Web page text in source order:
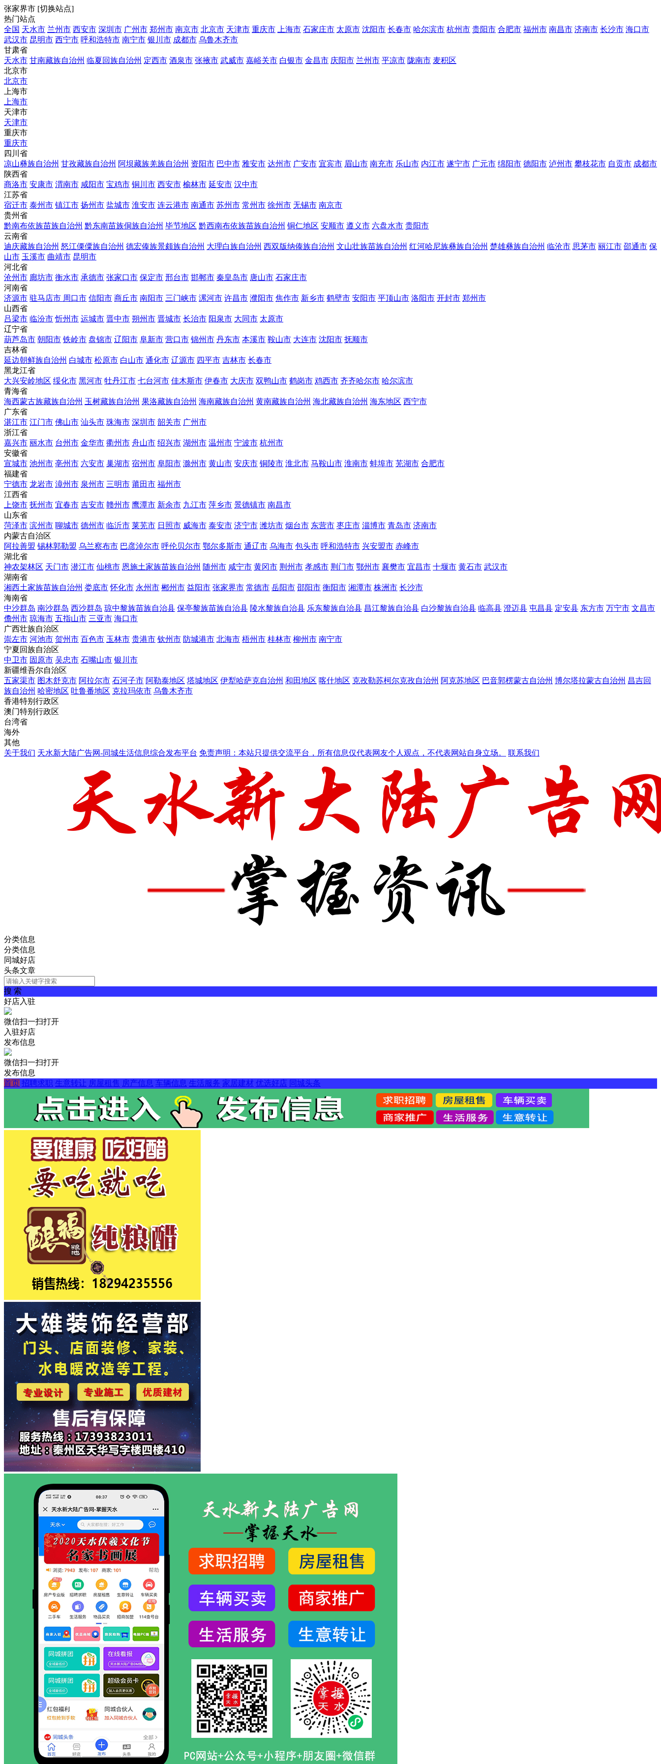
张家界市 [切换站点]
热门站点
全国 天水市 兰州市 西安市 深圳市 广州市 郑州市 南京市 北京市 天津市 重庆市 上海市 石家庄市 太原市 沈阳市 长春市 哈尔滨市 杭州市 贵阳市 合肥市 福州市 南昌市 济南市 长沙市 海口市
武汉市 昆明市 西宁市 呼和浩特市 南宁市 银川市 成都市 乌鲁木齐市
甘肃省
天水市 甘南藏族自治州 临夏回族自治州 定西市 酒泉市 张掖市 武威市 嘉峪关市 白银市 金昌市 庆阳市 兰州市 平凉市 陇南市 麦积区
北京市
北京市
上海市
上海市
天津市
天津市
重庆市
重庆市
四川省
凉山彝族自治州 甘孜藏族自治州 阿坝藏族羌族自治州 资阳市 巴中市 雅安市 达州市 广安市 宜宾市 眉山市 南充市 乐山市 内江市 遂宁市 广元市 绵阳市 德阳市 泸州市 攀枝花市 自贡市 成都市
陕西省
商洛市 安康市 渭南市 咸阳市 宝鸡市 铜川市 西安市 榆林市 延安市 汉中市
江苏省
宿迁市 泰州市 镇江市 扬州市 盐城市 淮安市 连云港市 南通市 苏州市 常州市 徐州市 无锡市 南京市
贵州省
黔南布依族苗族自治州 黔东南苗族侗族自治州 毕节地区 黔西南布依族苗族自治州 铜仁地区 安顺市 遵义市 六盘水市 贵阳市
云南省
迪庆藏族自治州 怒江傈僳族自治州 德宏傣族景颇族自治州 大理白族自治州 西双版纳傣族自治州 文山壮族苗族自治州 红河哈尼族彝族自治州 楚雄彝族自治州 临沧市 思茅市 丽江市 邵通市 保
山市 玉溪市 曲靖市 昆明市
河北省
沧州市 廊坊市 衡水市 承德市 张家口市 保定市 邢台市 邯郸市 秦皇岛市 唐山市 石家庄市
河南省
济源市 驻马店市 周口市 信阳市 商丘市 南阳市 三门峡市 漯河市 许昌市 濮阳市 焦作市 新乡市 鹤壁市 安阳市 平顶山市 洛阳市 开封市 郑州市
山西省
吕梁市 临汾市 忻州市 运城市 晋中市 朔州市 晋城市 长治市 阳泉市 大同市 太原市
辽宁省
葫芦岛市 朝阳市 铁岭市 盘锦市 辽阳市 阜新市 营口市 锦州市 丹东市 本溪市 鞍山市 大连市 沈阳市 抚顺市
吉林省
延边朝鲜族自治州 白城市 松原市 白山市 通化市 辽源市 四平市 吉林市 长春市
黑龙江省
大兴安岭地区 绥化市 黑河市 牡丹江市 七台河市 佳木斯市 伊春市 大庆市 双鸭山市 鹤岗市 鸡西市 齐齐哈尔市 哈尔滨市
青海省
海西蒙古族藏族自治州 玉树藏族自治州 果洛藏族自治州 海南藏族自治州 黄南藏族自治州 海北藏族自治州 海东地区 西宁市
广东省
湛江市 江门市 佛山市 汕头市 珠海市 深圳市 韶关市 广州市
浙江省
嘉兴市 丽水市 台州市 金华市 衢州市 舟山市 绍兴市 湖州市 温州市 宁波市 杭州市
安徽省
宣城市 池州市 亳州市 六安市 巢湖市 宿州市 阜阳市 滁州市 黄山市 安庆市 铜陵市 淮北市 马鞍山市 淮南市 蚌埠市 芜湖市 合肥市
福建省
宁德市 龙岩市 漳州市 泉州市 三明市 莆田市 福州市
江西省
上饶市 抚州市 宜春市 吉安市 赣州市 鹰潭市 新余市 九江市 萍乡市 景德镇市 南昌市
山东省
菏泽市 滨州市 聊城市 德州市 临沂市 莱芜市 日照市 威海市 泰安市 济宁市 潍坊市 烟台市 东营市 枣庄市 淄博市 青岛市 济南市
内蒙古自治区
阿拉善盟 锡林郭勒盟 乌兰察布市 巴彦淖尔市 呼伦贝尔市 鄂尔多斯市 通辽市 乌海市 包头市 呼和浩特市 兴安盟市 赤峰市
湖北省
神农架林区 天门市 潜江市 仙桃市 恩施土家族苗族自治州 随州市 咸宁市 黄冈市 荆州市 孝感市 荆门市 鄂州市 襄樊市 宜昌市 十堰市 黄石市 武汉市
湖南省
湘西土家族苗族自治州 娄底市 怀化市 永州市 郴州市 益阳市 张家界市 常德市 岳阳市 邵阳市 衡阳市 湘潭市 株洲市 长沙市
海南省
中沙群岛 南沙群岛 西沙群岛 琼中黎族苗族自治县 保亭黎族苗族自治县 陵水黎族自治县 乐东黎族自治县 昌江黎族自治县 白沙黎族自治县 临高县 澄迈县 屯昌县 定安县 东方市 万宁市 文昌市
儋州市 琼海市 五指山市 三亚市 海口市
广西壮族自治区
崇左市 河池市 贺州市 百色市 玉林市 贵港市 钦州市 防城港市 北海市 梧州市 桂林市 柳州市 南宁市
宁夏回族自治区
中卫市 固原市 吴忠市 石嘴山市 银川市
新疆维吾尔自治区
五家渠市 图木舒克市 阿拉尔市 石河子市 阿勒泰地区 塔城地区 伊犁哈萨克自治州 和田地区 喀什地区 克孜勒苏柯尔克孜自治州 阿克苏地区 巴音郭楞蒙古自治州 博尔塔拉蒙古自治州 昌吉回
族自治州 哈密地区 吐鲁番地区 克拉玛依市 乌鲁木齐市
香港特别行政区
澳门特别行政区
台湾省
海外
其他
关于我们 天水新大陆广告网-同城生活信息综合发布平台 免责声明：本站只提供交流平台，所有信息仅代表网友个人观点，不代表网站自身立场。 联系我们
分类信息
分类信息
同城好店
头条文章
搜 索
好店入驻
微信扫一扫打开
入驻好店
发布信息
微信扫一扫打开
发布信息
首页 招聘求职 生意转让 房屋租售 房产信息 车辆信息 生活服务 家居建材 优选好店 同城头条